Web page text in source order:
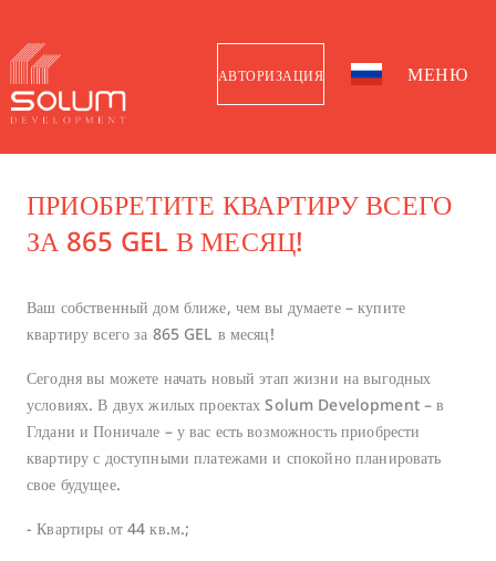
АВТОРИЗАЦИЯ МЕНЮ
ПРИОБРЕТИТЕ КВАРТИРУ ВСЕГО
ЗА 865 GEL В МЕСЯЦ!
Ваш собственный дом ближе, чем вы думаете – купите
квартиру всего за 865 GEL в месяц!
Сегодня вы можете начать новый этап жизни на выгодных
условиях. В двух жилых проектах Solum Development – ​​в
Глдани и Поничале – у вас есть возможность приобрести
квартиру с доступными платежами и спокойно планировать
свое будущее.
- Квартиры от 44 кв.м.;